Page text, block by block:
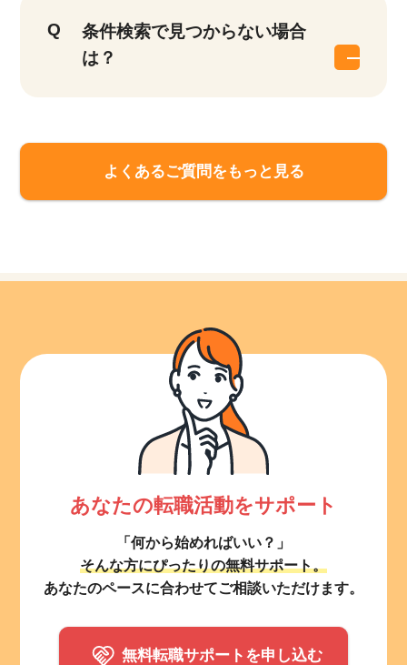
条件検索で見つからない場合
は？
よくあるご質問をもっと見る
あなたの転職活動をサポート
「何から始めればいい？」
そんな方にぴったりの無料サポート。
あなたのペースに合わせてご相談いただけます。
無料転職サポートを申し込む